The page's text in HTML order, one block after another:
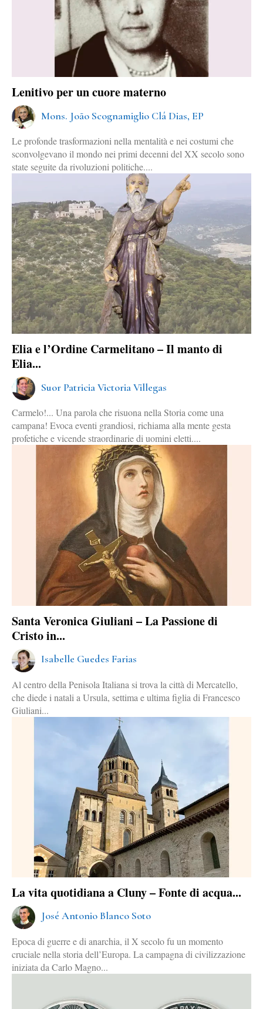
Lenitivo per un cuore materno
Mons. João Scognamiglio Clá Dias, EP
Le profonde trasformazioni nella mentalità e nei costumi che
sconvolgevano il mondo nei primi decenni del XX secolo sono
state seguite da rivoluzioni politiche....
Elia e l’Ordine Carmelitano – Il manto di
Elia...
Suor Patricia Victoria Villegas
Carmelo!... Una parola che risuona nella Storia come una
campana! Evoca eventi grandiosi, richiama alla mente gesta
profetiche e vicende straordinarie di uomini eletti....
Santa Veronica Giuliani – La Passione di
Cristo in...
Isabelle Guedes Farias
Al centro della Penisola Italiana si trova la città di Mercatello,
che diede i natali a Ursula, settima e ultima figlia di Francesco
Giuliani...
La vita quotidiana a Cluny – Fonte di acqua...
José Antonio Blanco Soto
Epoca di guerre e di anarchia, il X secolo fu un momento
cruciale nella storia dell’Europa. La campagna di civilizzazione
iniziata da Carlo Magno...